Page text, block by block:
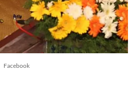
Facebook